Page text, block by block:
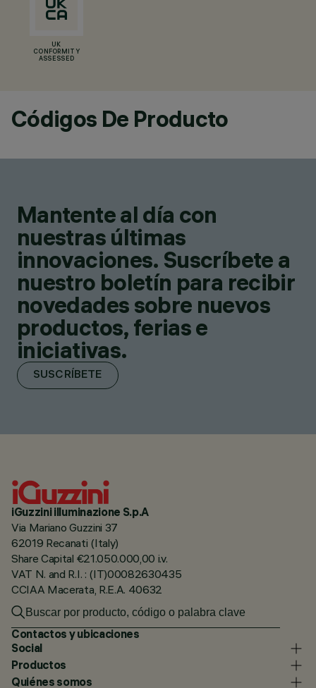
UK
CONFORMITY
ASSESSED
Códigos De Producto
Mantente al día con
nuestras últimas
innovaciones. Suscríbete a
nuestro boletín para recibir
novedades sobre nuevos
productos, ferias e
iniciativas.
SUSCRÍBETE
iGuzzini illuminazione S.p.A
Via Mariano Guzzini 37
62019 Recanati (Italy)
Share Capital €21.050.000,00 i.v.
VAT N. and R.I. : (IT)00082630435
CCIAA Macerata, R.E.A. 40632
Contactos y ubicaciones
Social
Productos
Quiénes somos